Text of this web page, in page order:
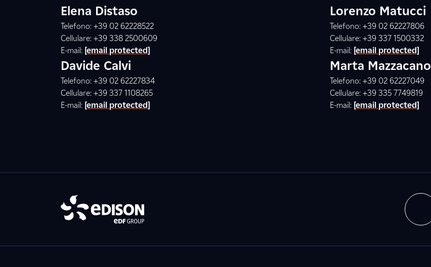
Elena Distaso
Telefono: +39 02 62228522
Cellulare: +39 338 2500609
E-mail: [email protected]
Lorenzo Matucci
Telefono: +39 02 62227806
Cellulare: +39 337 1500332
E-mail: [email protected]
Davide Calvi
Telefono: +39 02 62227834
Cellulare: +39 337 1108265
E-mail: [email protected]
Marta Mazzacano
Telefono: +39 02 62227049
Cellulare: +39 335 7749819
E-mail: [email protected]